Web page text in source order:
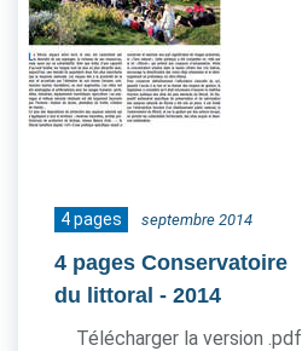
4 pages septembre 2014
4 pages Conservatoire
du littoral - 2014
Télécharger la version .pdf